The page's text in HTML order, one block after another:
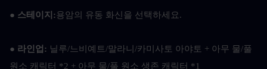
● 스테이지:용암의 유동 화신을 선택하세요.
● 라인업: 닐루/느비예트/말라니/카미사토 아야토 + 아무 물/풀
원소 캐릭터 *2 + 아무 물/풀 원소 생존 캐릭터 *1